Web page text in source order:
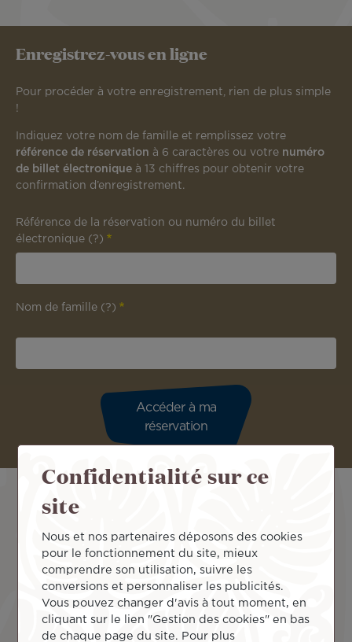
Enregistrez-vous en ligne
Pour procéder à votre enregistrement, rien de plus simple
!
Indiquez votre nom de famille et remplissez votre
référence de réservation à 6 caractères ou votre numéro
de billet électronique à 13 chiffres pour obtenir votre
confirmation d’enregistrement.
Référence de la réservation ou numéro du billet
électronique (?)
Nom de famille (?)
Confidentialité sur ce
site
Nous et nos partenaires déposons des cookies
pour le fonctionnement du site, mieux
comprendre son utilisation, suivre les
conversions et personnaliser les publicités.
Vous pouvez changer d'avis à tout moment, en
cliquant sur le lien "Gestion des cookies" en bas
de chaque page du site. Pour plus